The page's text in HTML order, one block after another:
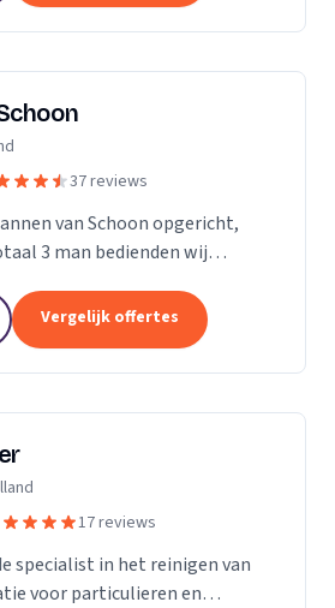
37 reviews
van Schoon opgericht,
3 man bedienden wij
groeide Mannen van
Vergelijk offertes
17 reviews
specialist in het reinigen van
voor particulieren en